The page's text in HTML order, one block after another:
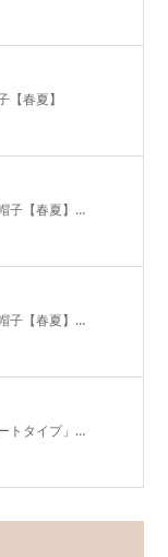
春夏】
子【春夏】…
子【春夏】…
トタイプ」…